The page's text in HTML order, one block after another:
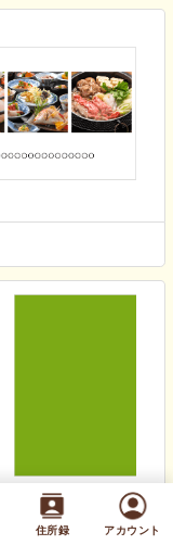
住所録 アカウント